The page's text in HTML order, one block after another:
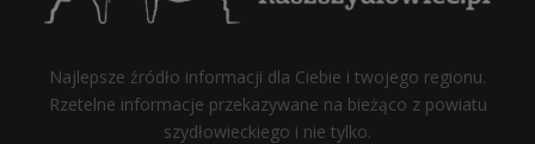
Najlepsze źródło informacji dla Ciebie i twojego regionu.
Rzetelne informacje przekazywane na bieżąco z powiatu
szydłowieckiego i nie tylko.